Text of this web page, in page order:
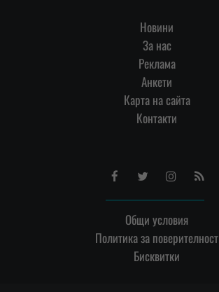
Новини
За нас
Реклама
Анкети
Карта на сайта
Контакти
FacebookTwitterInstagram
RSS
Общи условия
Политика за поверителност
Бисквитки